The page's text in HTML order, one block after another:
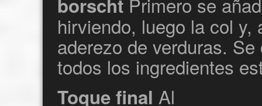
borscht
hirviendo, luego la col
aderezo de verduras.
todos los ingredientes
Toque final Al